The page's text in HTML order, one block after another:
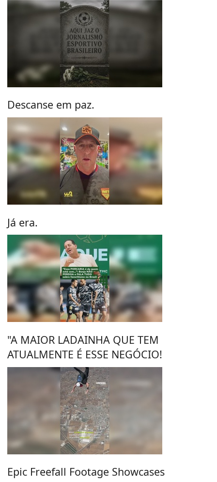
Descanse em paz.
Já era.
"A MAIOR LADAINHA QUE TEM
ATUALMENTE É ESSE NEGÓCIO!
Epic Freefall Footage Showcases